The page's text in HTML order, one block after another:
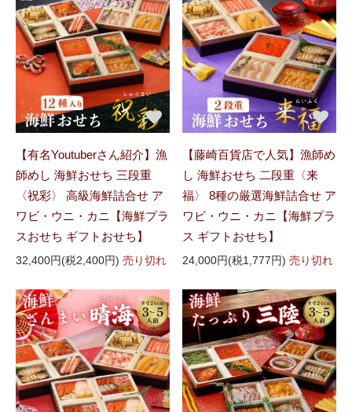
【有名Youtuberさん紹介】漁
師めし 海鮮おせち 三段重
〈祝彩〉 高級海鮮詰合せ ア
ワビ・ウニ・カニ【海鮮プラ
スおせち ギフトおせち】
32,400円(税2,400円) 売り切れ
【藤崎百貨店で人気】漁師め
し 海鮮おせち 二段重〈来
福〉 8種の厳選海鮮詰合せ ア
ワビ・ウニ・カニ【海鮮プラ
ス ギフトおせち】
24,000円(税1,777円) 売り切れ